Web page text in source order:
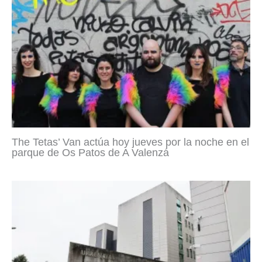
The Tetas’ Van actúa hoy jueves por la noche en el
parque de Os Patos de A Valenzá